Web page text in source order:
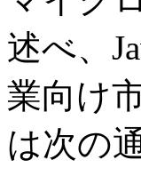
述べ、
業向け
は次の